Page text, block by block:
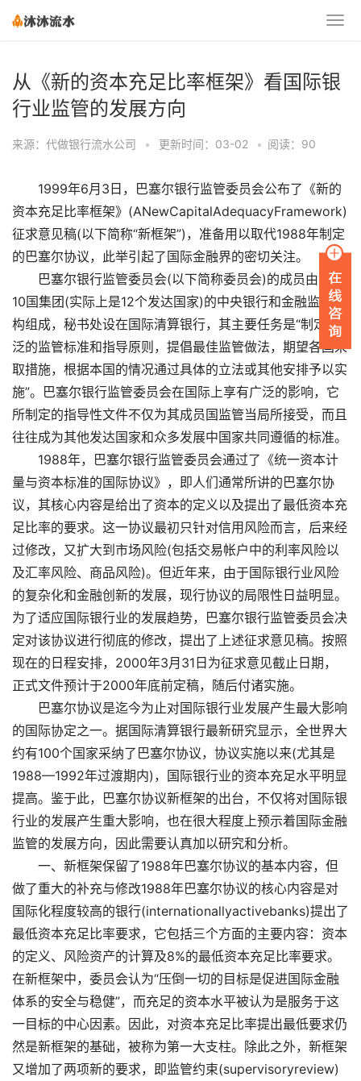
从《新的资本充足比率框架》看国际银
行业监管的发展方向
来源：代做银行流水公司 • 更新时间：03-02 • 阅读：90
1999年6月3日，巴塞尔银行监管委员会公布了《新的
资本充足比率框架》(ANewCapitalAdequacyFramework)
征求意见稿(以下简称“新框架”)，准备用以取代1988年制定
的巴塞尔协议，此举引起了国际金融界的密切关注。
巴塞尔银行监管委员会(以下简称委员会)的成员由西方
10国集团(实际上是12个发达国家)的中央银行和金融监管机
构组成，秘书处设在国际清算银行，其主要任务是“制定广
泛的监管标准和指导原则，提倡最佳监管做法，期望各国采
取措施，根据本国的情况通过具体的立法或其他安排予以实
施”。巴塞尔银行监管委员会在国际上享有广泛的影响，它
所制定的指导性文件不仅为其成员国监管当局所接受，而且
往往成为其他发达国家和众多发展中国家共同遵循的标准。
1988年，巴塞尔银行监管委员会通过了《统一资本计
量与资本标准的国际协议》，即人们通常所讲的巴塞尔协
议，其核心内容是给出了资本的定义以及提出了最低资本充
足比率的要求。这一协议最初只针对信用风险而言，后来经
过修改，又扩大到市场风险(包括交易帐户中的利率风险以
及汇率风险、商品风险)。但近年来，由于国际银行业风险
的复杂化和金融创新的发展，现行协议的局限性日益明显。
为了适应国际银行业的发展趋势，巴塞尔银行监管委员会决
定对该协议进行彻底的修改，提出了上述征求意见稿。按照
现在的日程安排，2000年3月31日为征求意见截止日期，
正式文件预计于2000年底前定稿，随后付诸实施。
巴塞尔协议是迄今为止对国际银行业发展产生最大影响
的国际协定之一。据国际清算银行最新研究显示，全世界大
约有100个国家采纳了巴塞尔协议，协议实施以来(尤其是
1988—1992年过渡期内)，国际银行业的资本充足水平明显
提高。鉴于此，巴塞尔协议新框架的出台，不仅将对国际银
行业的发展产生重大影响，也在很大程度上预示着国际金融
监管的发展方向，因此需要认真加以研究和分析。
一、新框架保留了1988年巴塞尔协议的基本内容，但
做了重大的补充与修改1988年巴塞尔协议的核心内容是对
国际化程度较高的银行(internationallyactivebanks)提出了
最低资本充足比率要求，它包括三个方面的主要内容：资本
的定义、风险资产的计算及8%的最低资本充足比率要求。
在新框架中，委员会认为“压倒一切的目标是促进国际金融
体系的安全与稳健”，而充足的资本水平被认为是服务于这
一目标的中心因素。因此，对资本充足比率提出最低要求仍
然是新框架的基础，被称为第一大支柱。除此之外，新框架
又增加了两项新的要求，即监管约束(supervisoryreview)